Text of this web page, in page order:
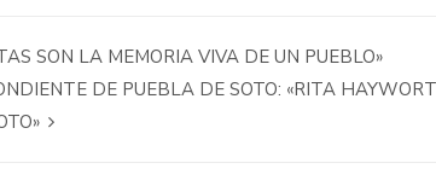
SON LA MEMORIA VIVA DE UN PUEBLO»
DE PUEBLA DE SOTO: «RITA